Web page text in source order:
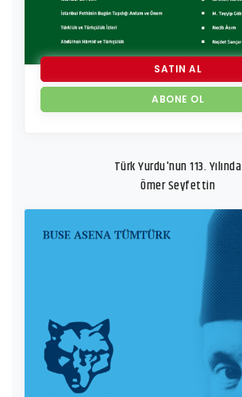
SATIN AL
ABONE OL
Türk Yurdu'nun 113. Yılında
Ömer Seyfettin